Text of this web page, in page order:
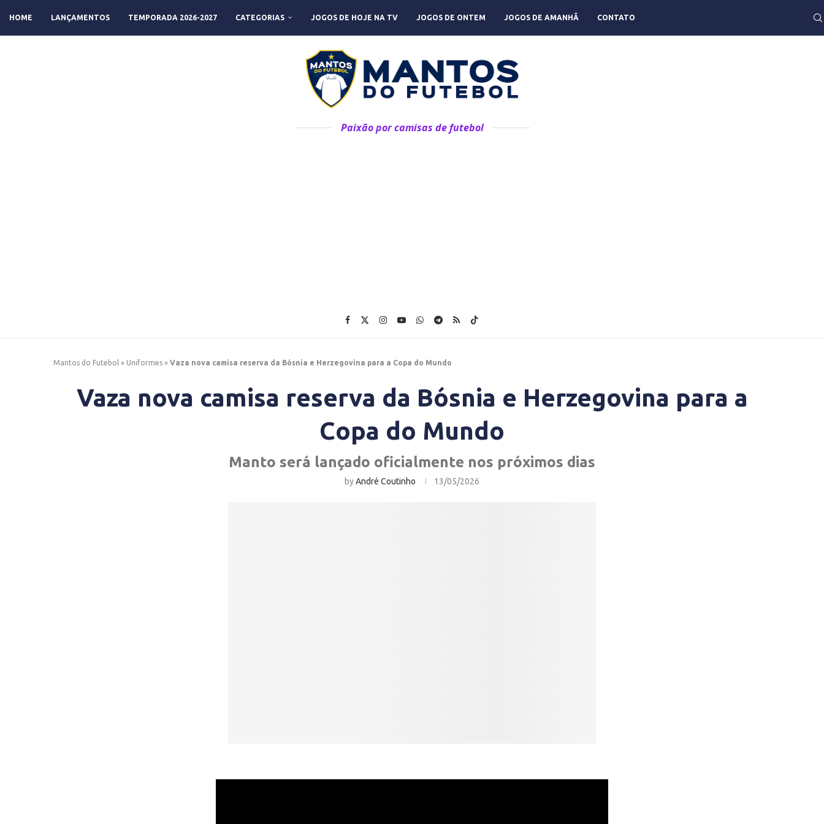
HOME LANÇAMENTOS TEMPORADA 2026-2027 CATEGORIAS JOGOS DE HOJE NA TV JOGOS DE ONTEM JOGOS DE AMANHÃ CONTATO
Paixão por camisas de futebol
Mantos do Futebol » Uniformes » Vaza nova camisa reserva da Bósnia e Herzegovina para a Copa do Mundo
Vaza nova camisa reserva da Bósnia e Herzegovina para a
Copa do Mundo
Manto será lançado oficialmente nos próximos dias
byAndré Coutinho 13/05/2026